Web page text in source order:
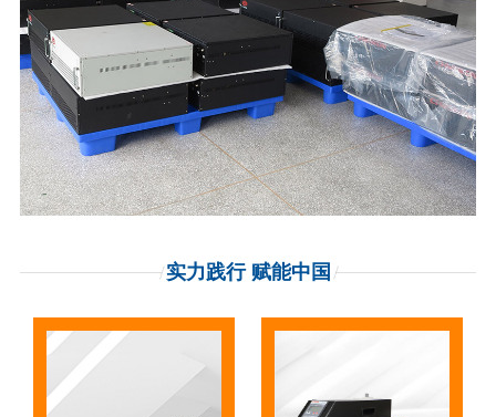
实力践行 赋能中国